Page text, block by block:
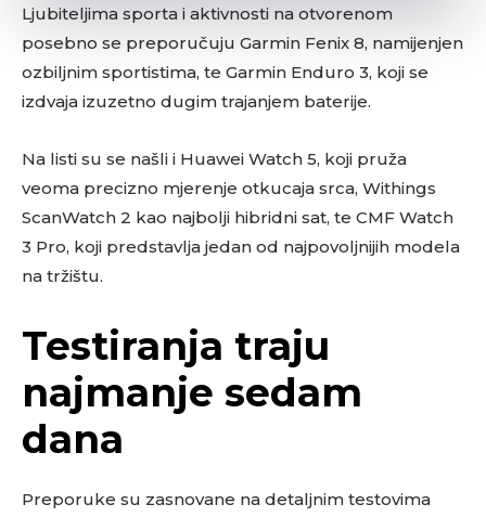
Ljubiteljima sporta i aktivnosti na otvorenom
posebno se preporučuju Garmin Fenix 8, namijenjen
ozbiljnim sportistima, te Garmin Enduro 3, koji se
izdvaja izuzetno dugim trajanjem baterije.
Na listi su se našli i Huawei Watch 5, koji pruža
veoma precizno mjerenje otkucaja srca, Withings
ScanWatch 2 kao najbolji hibridni sat, te CMF Watch
3 Pro, koji predstavlja jedan od najpovoljnijih modela
na tržištu.
Testiranja traju
najmanje sedam
dana
Preporuke su zasnovane na detaljnim testovima